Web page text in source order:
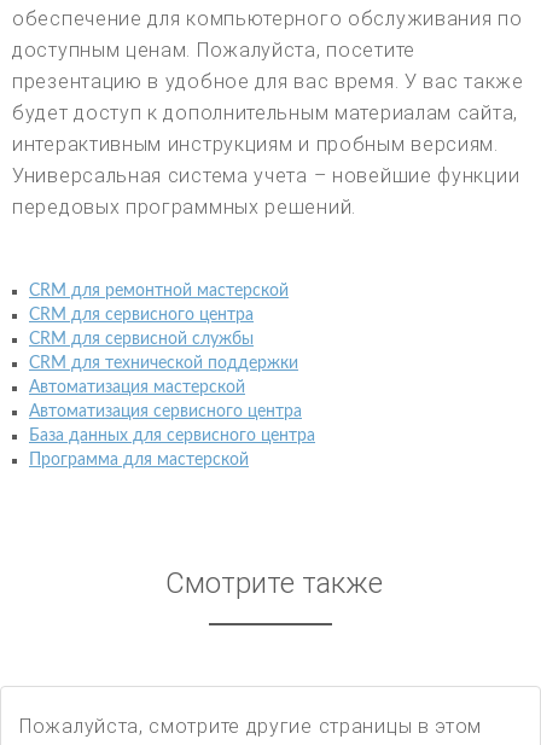
обеспечение для компьютерного обслуживания по
доступным ценам. Пожалуйста, посетите
презентацию в удобное для вас время. У вас также
будет доступ к дополнительным материалам сайта,
интерактивным инструкциям и пробным версиям.
Универсальная система учета – новейшие функции
передовых программных решений.
CRM для ремонтной мастерской
CRM для сервисного центра
CRM для сервисной службы
CRM для технической поддержки
Автоматизация мастерской
Автоматизация сервисного центра
База данных для сервисного центра
Программа для мастерской
Смотрите также
Пожалуйста, смотрите другие страницы в этом